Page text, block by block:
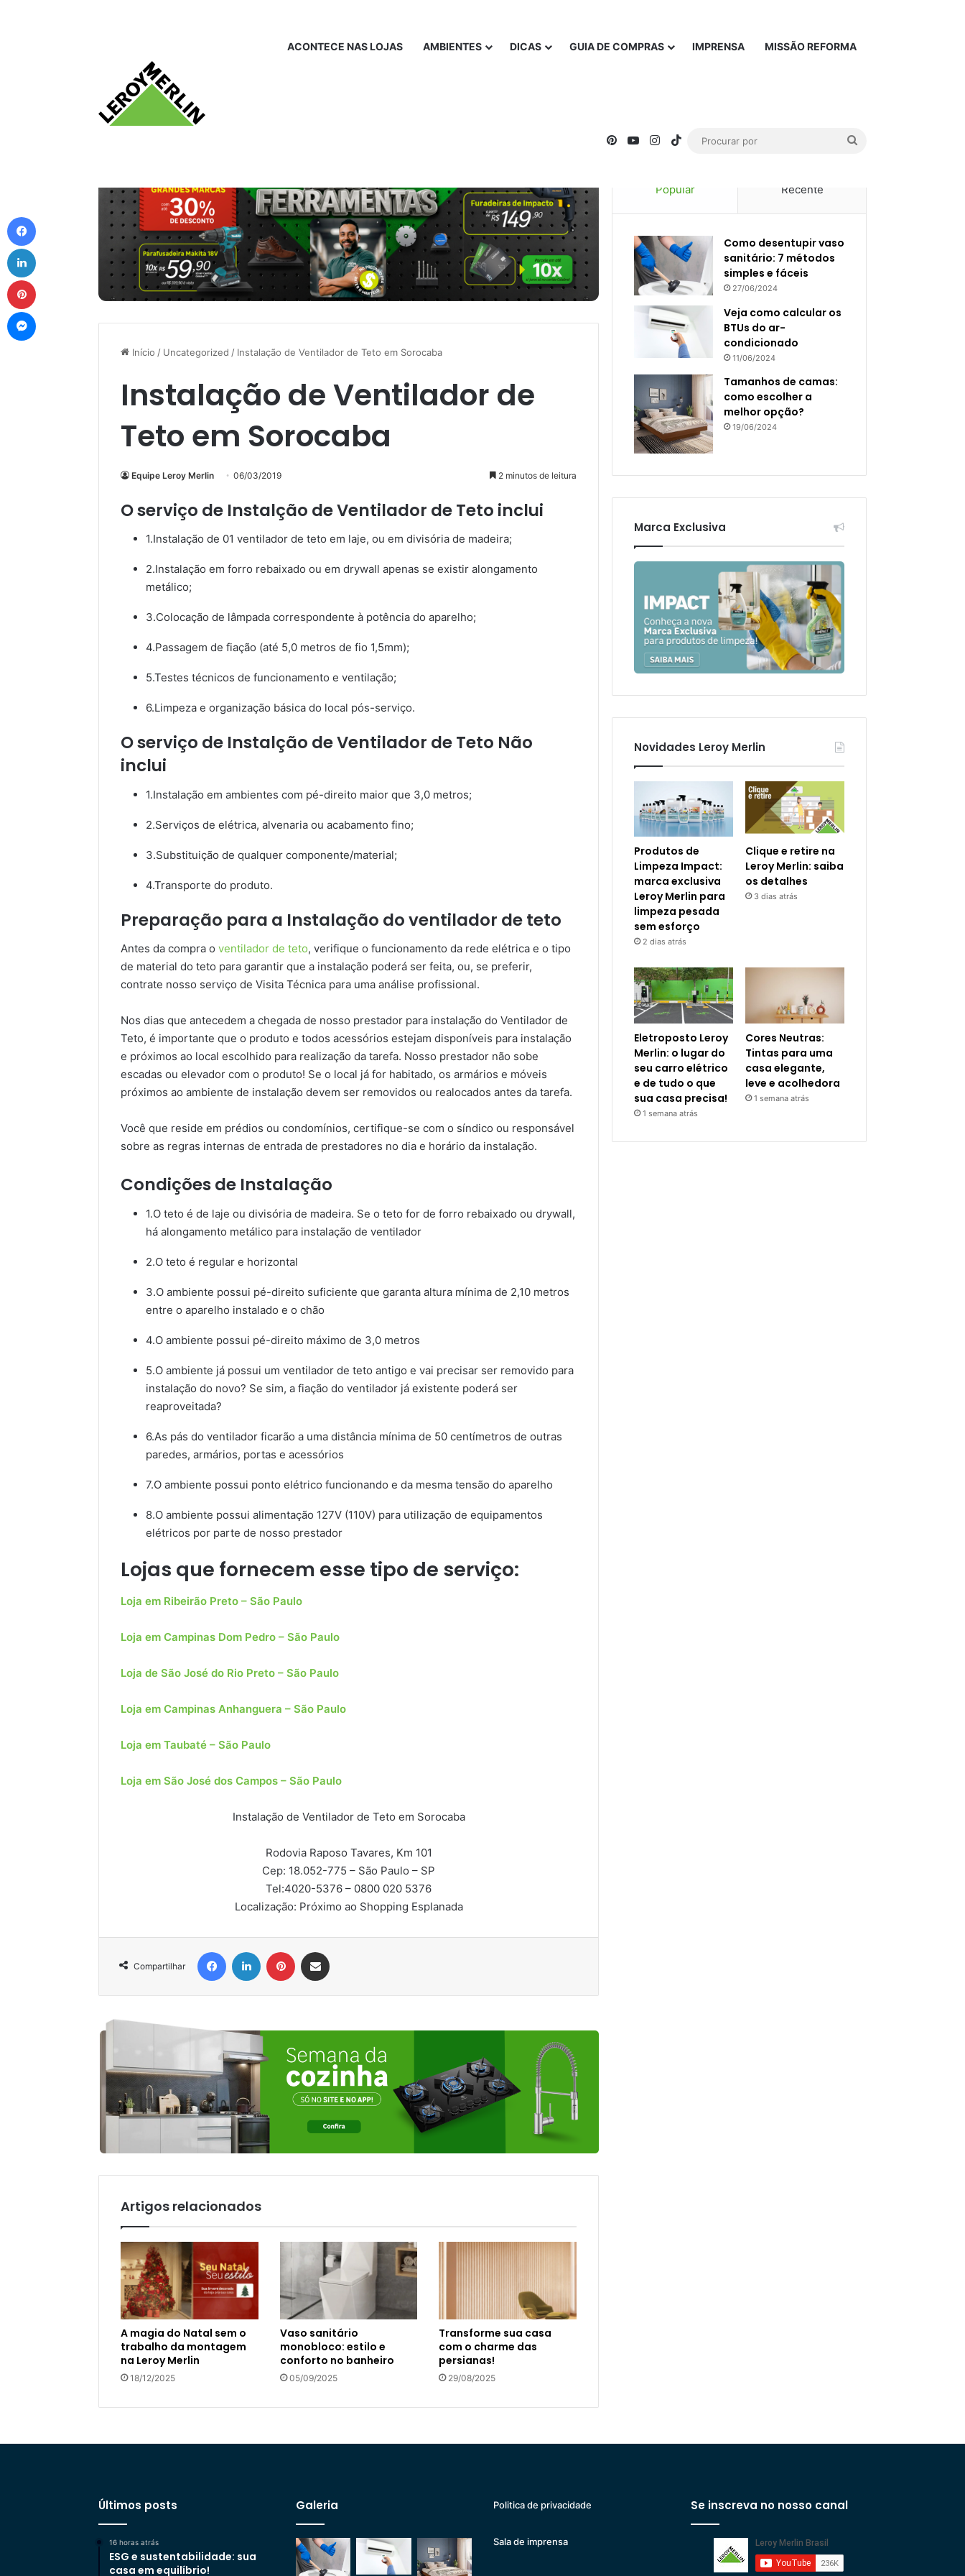
ACONTECE NAS LOJAS AMBIENTES DICAS GUIA DE COMPRAS IMPRENSA MISSÃO REFORMA
PinterestYouTubeInstagram
TikTok
Início / Uncategorized / Instalação de Ventilador de Teto em Sorocaba
Instalação de Ventilador de
Teto em Sorocaba
Equipe Leroy Merlin 06/03/2019 2 minutos de leitura
O serviço de Instalção de Ventilador de Teto inclui
1.Instalação de 01 ventilador de teto em laje, ou em divisória de madeira;
2.Instalação em forro rebaixado ou em drywall apenas se existir alongamento
metálico;
3.Colocação de lâmpada correspondente à potência do aparelho;
4.Passagem de fiação (até 5,0 metros de fio 1,5mm);
5.Testes técnicos de funcionamento e ventilação;
6.Limpeza e organização básica do local pós-serviço.
O serviço de Instalção de Ventilador de Teto Não
inclui
1.Instalação em ambientes com pé-direito maior que 3,0 metros;
2.Serviços de elétrica, alvenaria ou acabamento fino;
3.Substituição de qualquer componente/material;
4.Transporte do produto.
Preparação para a Instalação do ventilador de teto
Antes da compra o ventilador de teto, verifique o funcionamento da rede elétrica e o tipo
de material do teto para garantir que a instalação poderá ser feita, ou, se preferir,
contrate nosso serviço de Visita Técnica para uma análise profissional.
Nos dias que antecedem a chegada de nosso prestador para instalação do Ventilador de
Teto, é importante que o produto e todos acessórios estejam disponíveis para instalação
e próximos ao local escolhido para realização da tarefa. Nosso prestador não sobe
escadas ou elevador com o produto! Se o local já for habitado, os armários e móveis
próximos ao ambiente de instalação devem ser removidos ou realocados antes da tarefa.
Você que reside em prédios ou condomínios, certifique-se com o síndico ou responsável
sobre as regras internas de entrada de prestadores no dia e horário da instalação.
Condições de Instalação
1.O teto é de laje ou divisória de madeira. Se o teto for de forro rebaixado ou drywall,
há alongamento metálico para instalação de ventilador
2.O teto é regular e horizontal
3.O ambiente possui pé-direito suficiente que garanta altura mínima de 2,10 metros
entre o aparelho instalado e o chão
4.O ambiente possui pé-direito máximo de 3,0 metros
5.O ambiente já possui um ventilador de teto antigo e vai precisar ser removido para
instalação do novo? Se sim, a fiação do ventilador já existente poderá ser
reaproveitada?
6.As pás do ventilador ficarão a uma distância mínima de 50 centímetros de outras
paredes, armários, portas e acessórios
7.O ambiente possui ponto elétrico funcionando e da mesma tensão do aparelho
8.O ambiente possui alimentação 127V (110V) para utilização de equipamentos
elétricos por parte de nosso prestador
Lojas que fornecem esse tipo de serviço:
Loja em Ribeirão Preto – São Paulo
Loja em Campinas Dom Pedro – São Paulo
Loja de São José do Rio Preto – São Paulo
Loja em Campinas Anhanguera – São Paulo
Loja em Taubaté – São Paulo
Loja em São José dos Campos – São Paulo
Instalação de Ventilador de Teto em Sorocaba
Rodovia Raposo Tavares, Km 101
Cep: 18.052-775 – São Paulo – SP
Tel:4020-5376 – 0800 020 5376
Localização: Próximo ao Shopping Esplanada
Compartilhar
FacebookLinkedin Pinterest
Artigos relacionados
A magia do Natal sem o
trabalho da montagem
na Leroy Merlin
18/12/2025
Vaso sanitário
monobloco: estilo e
conforto no banheiro
05/09/2025
Transforme sua casa
com o charme das
persianas!
29/08/2025
Popular Recente
Como desentupir vaso
sanitário: 7 métodos
simples e fáceis
27/06/2024
Veja como calcular os
BTUs do ar-
condicionado
11/06/2024
Tamanhos de camas:
como escolher a
melhor opção?
19/06/2024
Marca Exclusiva
Novidades Leroy Merlin
Produtos de
Limpeza Impact:
marca exclusiva
Leroy Merlin para
limpeza pesada
sem esforço
2 dias atrás
Clique e retire na
Leroy Merlin: saiba
os detalhes
3 dias atrás
Eletroposto Leroy
Merlin: o lugar do
seu carro elétrico
e de tudo o que
sua casa precisa!
1 semana atrás
Cores Neutras:
Tintas para uma
casa elegante,
leve e acolhedora
1 semana atrás
Últimos posts
16 horas atrás
ESG e sustentabilidade: sua
casa em equilíbrio!
Galeria Politica de privacidade
Sala de imprensa
Se inscreva no nosso canal